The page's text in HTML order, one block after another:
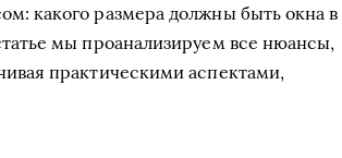
какого размера должны быть окна в
мы проанализируем все нюансы,
практическими аспектами,